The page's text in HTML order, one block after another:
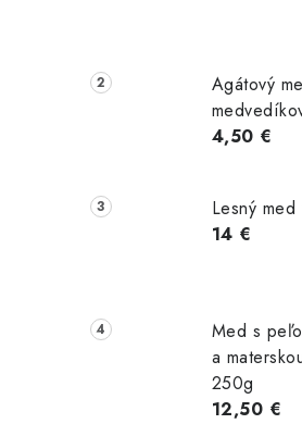
p
e
Agátový
4,50 €
Lesný
14 €
Med s
a
250g
12,50 €